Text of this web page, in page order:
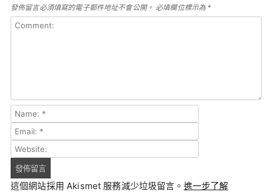
發佈留言必須填寫的電子郵件地址不會公開。 必填欄位標示為 *
這個網站採用 Akismet 服務減少垃圾留言。 進一步了解